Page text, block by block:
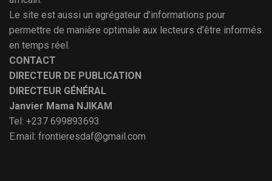
Le site est aussi un agrégateur d’informations pour
permettre de manière optimale aux lecteurs d’être informés
en temps réel.
CONTACT
DIRECTEUR DE PUBLICATION
DIRECTEUR GÉNÉRAL
Janvier Mama NJIKAM
Tel: +237 699893693
E.mail: frontieresdaf@gmail.com